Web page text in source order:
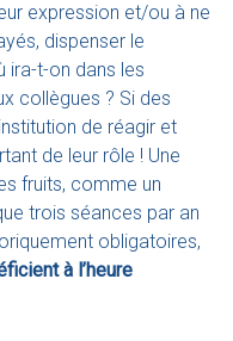
expression et/ou à ne
dispenser le
ira-t-on dans les
collègues ? Si des
de réagir et
de leur rôle ! Une
fruits, comme un
trois séances par an
obligatoires,
à l’heure